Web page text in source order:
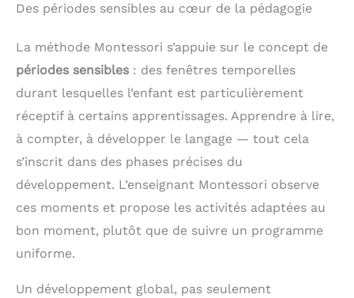
Des périodes sensibles au cœur de la pédagogie
La méthode Montessori s’appuie sur le concept de
périodes sensibles : des fenêtres temporelles
durant lesquelles l’enfant est particulièrement
réceptif à certains apprentissages. Apprendre à lire,
à compter, à développer le langage — tout cela
s’inscrit dans des phases précises du
développement. L’enseignant Montessori observe
ces moments et propose les activités adaptées au
bon moment, plutôt que de suivre un programme
uniforme.
Un développement global, pas seulement